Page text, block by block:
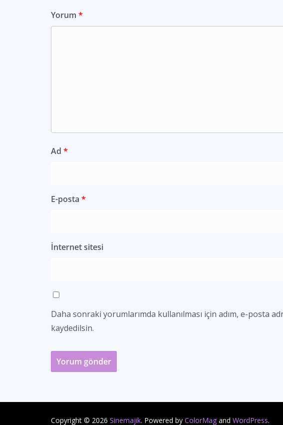
Yorum *
Ad *
E-posta *
İnternet sitesi
Daha sonraki yorumlarımda kullanılması için adım, e-posta
kaydedilsin.
Copyright © 2026 Sinemajik. Powered by ColorMag and WordPress.